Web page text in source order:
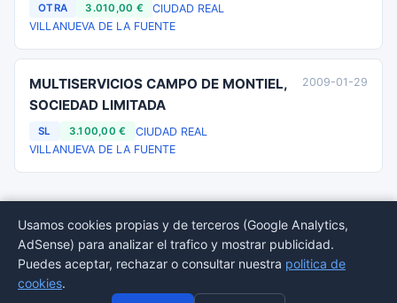
OTRA 3.010,00 €
CIUDAD REAL
VILLANUEVA DE LA FUENTE
MULTISERVICIOS CAMPO DE MONTIEL,
SOCIEDAD LIMITADA
SL 3.100,00 €
CIUDAD REAL
VILLANUEVA DE LA FUENTE
2009-01-29
© 2026 BORMEDirectorio — Datos publicos del Registro Mercantil
Provincias
legal
Usamos cookies propias y de terceros (Google Analytics,
AdSense) para analizar el trafico y mostrar publicidad.
Puedes aceptar, rechazar o consultar nuestra politica de
cookies.